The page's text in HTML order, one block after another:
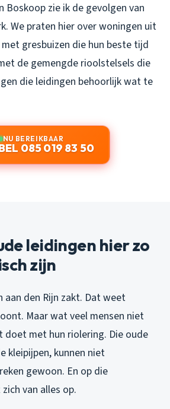
Boskoop zie ik de gevolgen van
We praten hier over woningen uit
met gresbuizen die hun beste tijd
de gemengde rioolstelsels die
die leidingen behoorlijk wat te
NU BEREIKBAAR
085 019 83 50
leidingen hier zo
zijn
aan den Rijn zakt. Dat weet
Maar wat veel mensen niet
doet met hun riolering. Die oude
kleipijpen, kunnen niet
gewoon. En op die
van alles op.